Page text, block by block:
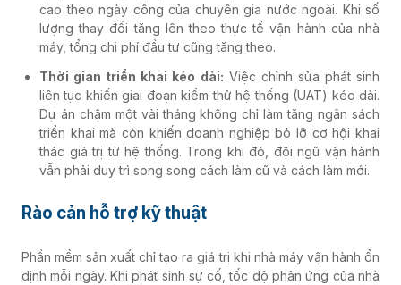
cao theo ngày công của chuyên gia nước ngoài. Khi số
lượng thay đổi tăng lên theo thực tế vận hành của nhà
máy, tổng chi phí đầu tư cũng tăng theo.
Thời gian triển khai kéo dài: Việc chỉnh sửa phát sinh
liên tục khiến giai đoạn kiểm thử hệ thống (UAT) kéo dài.
Dự án chậm một vài tháng không chỉ làm tăng ngân sách
triển khai mà còn khiến doanh nghiệp bỏ lỡ cơ hội khai
thác giá trị từ hệ thống. Trong khi đó, đội ngũ vận hành
vẫn phải duy trì song song cách làm cũ và cách làm mới.
Rào cản hỗ trợ kỹ thuật
Phần mềm sản xuất chỉ tạo ra giá trị khi nhà máy vận hành ổn
định mỗi ngày. Khi phát sinh sự cố, tốc độ phản ứng của nhà